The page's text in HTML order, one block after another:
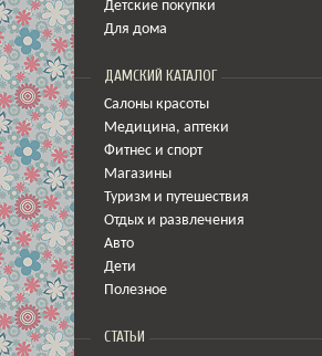
Детские покупки
Для дома
ДАМСКИЙ КАТАЛОГ
Салоны красоты
Медицина, аптеки
Фитнес и спорт
Магазины
Туризм и путешествия
Отдых и развлечения
Авто
Дети
Полезное
СТАТЬИ